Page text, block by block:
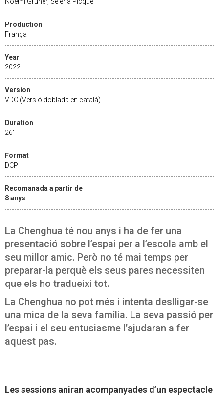
Production
França
Year
2022
Version
VDC (Versió doblada en català)
Duration
26'
Format
DCP
Recomanada a partir de
8 anys
La Chenghua té nou anys i ha de fer una
presentació sobre l’espai per a l’escola amb el
seu millor amic. Però no té mai temps per
preparar-la perquè els seus pares necessiten
que els ho tradueixi tot.
La Chenghua no pot més i intenta deslligar-se
una mica de la seva família. La seva passió per
l’espai i el seu entusiasme l’ajudaran a fer
aquest pas.
Les sessions aniran acompanyades d’un espectacle